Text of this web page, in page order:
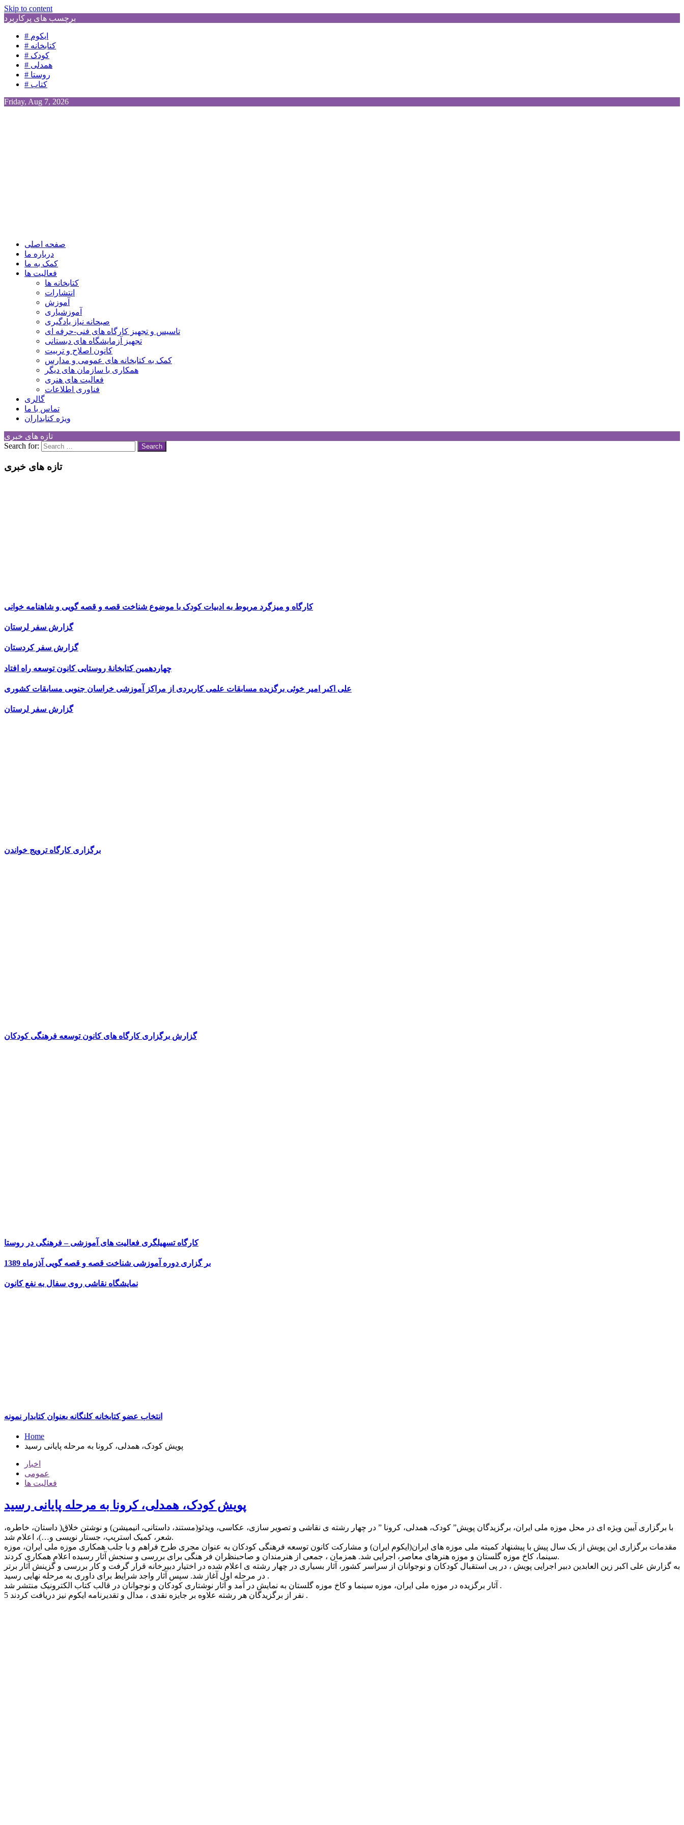
Skip to content
برچسب های پرکاربرد
# ایکوم
# کتابخانه
# کودک
# همدلی
# روستا
# کتاب
Friday, Aug 7, 2026
Children Cultural Development Center
صفحه اصلی
درباره ما
کمک به ما
فعالیت ها
کتابخانه ها
انتشارات
آموزش
آموزشیاری
صبحانه نیاز یادگیری
تاسیس و تجهیز کارگاه های فنی-حرفه ای
تجهیز آزمایشگاه های دبستانی
کانون اصلاح و تربیت
کمک به کتابخانه های عمومی و مدارس
همکاری با سازمان های دیگر
فعالیت های هنری
فناوری اطلاعات
گالری
تماس با ما
ویژه کتابداران
تازه های خبری
Search for:
تازه های خبری
کارگاه و میزگرد مربوط به ادبیات کودک با موضوع شناخت قصه و قصه گویی و شاهنامه خوانی
گزارش سفر لرستان
گزارش سفر کردستان
چهاردهمین کتابخانۀ روستایی کانون توسعه راه افتاد
علی اکبر امیر خوئی برگزیده مسابقات علمی کاربردی از مراکز آموزشی خراسان جنوبی مسابقات کشوری
گزارش سفر لرستان
برگزاری کارگاه ترویج خواندن
گزارش برگزاری کارگاه های کانون توسعه فرهنگی کودکان
کارگاه تسهیلگری فعالیت های آموزشی – فرهنگی در روستا
بر گزاری دوره آموزشی شناخت قصه و قصه گویی آذزماه 1389
نمایشگاه نقاشی روی سفال به نفع کانون
انتخاب عضو کتابخانه کلنگانه بعنوان کتابدار نمونه
Home
پویش کودک، همدلی، کرونا به مرحله پایانی رسید
اخبار
عمومی
فعالیت ها
پویش کودک، همدلی، کرونا به مرحله پایانی رسید
با برگزاری آیین ویژه ای در محل موزه ملی ایران، برگزیدگان پویش” کودک، همدلی، کرونا ” در چهار رشته ی نقاشی و تصویر سازی، عکاسی، ویدئو(مستند، داستانی، انیمیشن) و نوشتن خلاق( داستان، خاطره،
شعر، کمیک استریپ، جستار نویسی و…)، اعلام شد.
مقدمات برگزاری این پویش از یک سال پیش با پیشنهاد کمیته ملی موزه های ایران(ایکوم ایران) و مشارکت کانون توسعه فرهنگی کودکان به عنوان مجری طرح فراهم و با جلب همکاری موزه ملی ایران، موزه
سینما، کاخ موزه گلستان و موزه هنرهای معاصر، اجرایی شد. همزمان ، جمعی از هنرمندان و صاحبنظران فر هنگی برای بررسی و سنجش آثار رسیده اعلام همکاری کردند.
به گزارش علی اکبر زین العابدین دبیر اجرایی پویش ، در پی استقبال کودکان و نوجوانان از سراسر کشور، آثار بسیاری در چهار رشته ی اعلام شده در اختیار دبیرخانه قرار گرفت و کار بررسی و گزینش آثار برتر
در مرحله اول آغاز شد. سپس آثار واجد شرایط برای داوری به مرحله نهایی رسید .
آثار برگزیده در موزه ملی ایران، موزه سینما و کاخ موزه گلستان به نمایش در آمد و آثار نوشتاری کودکان و نوجوانان در قالب کتاب الکترونیک منتشر شد .
5 نفر از برگزیدگان هر رشته علاوه بر جایزه نقدی ، مدال و تقدیرنامه ایکوم نیز دریافت کردند .